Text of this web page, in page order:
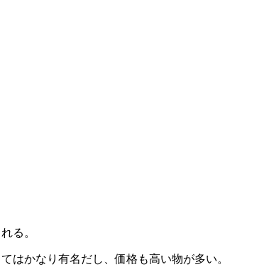
る。
はかなり有名だし、価格も高い物が多い。